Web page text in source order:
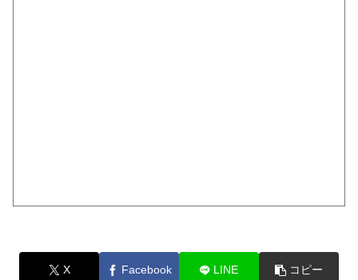
X Facebook LINE コピー